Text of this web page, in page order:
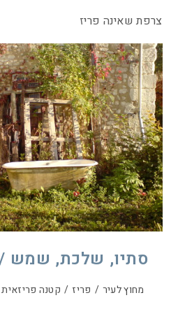
צרפת שאינה פריז
סתיו, שלכת, שמש
מחוץ לעיר / פריז / קטנה פריזאית